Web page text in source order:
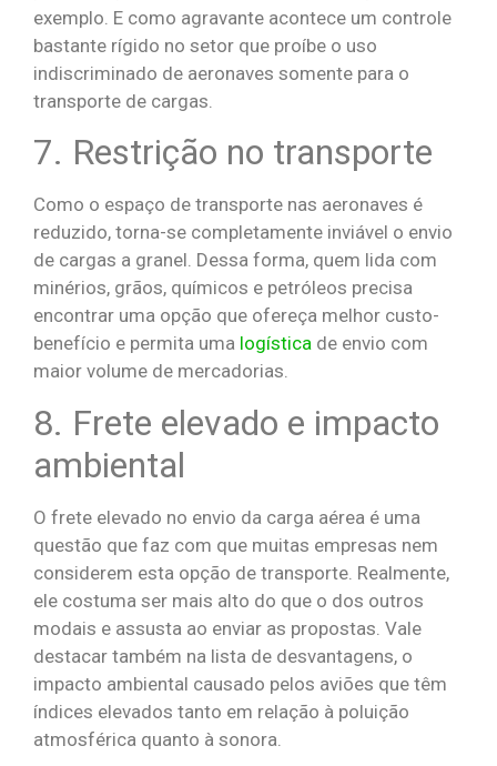
exemplo. E como agravante acontece um controle
bastante rígido no setor que proíbe o uso
indiscriminado de aeronaves somente para o
transporte de cargas.
7. Restrição no transporte
Como o espaço de transporte nas aeronaves é
reduzido, torna-se completamente inviável o envio
de cargas a granel. Dessa forma, quem lida com
minérios, grãos, químicos e petróleos precisa
encontrar uma opção que ofereça melhor custo-
benefício e permita uma logística de envio com
maior volume de mercadorias.
8. Frete elevado e impacto
ambiental
O frete elevado no envio da carga aérea é uma
questão que faz com que muitas empresas nem
considerem esta opção de transporte. Realmente,
ele costuma ser mais alto do que o dos outros
modais e assusta ao enviar as propostas. Vale
destacar também na lista de desvantagens, o
impacto ambiental causado pelos aviões que têm
índices elevados tanto em relação à poluição
atmosférica quanto à sonora.